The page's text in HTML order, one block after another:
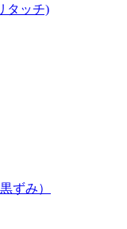
タッチ)
ずみ）